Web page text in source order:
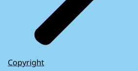
Copyright